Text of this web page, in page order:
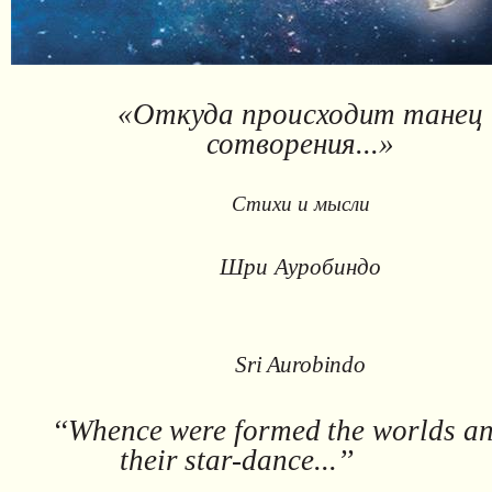
«Откуда происходит танец
сотворения...»
Стихи и мысли
Шри Ауробиндо
SriAurobindo
‘‘Whence were formed the worlds
their star-dance...’’